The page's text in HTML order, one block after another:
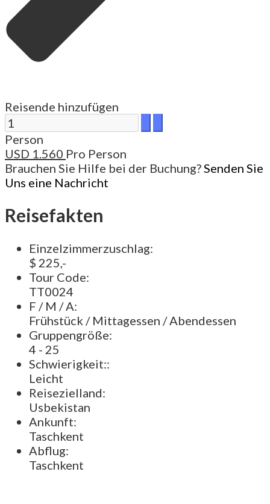
Reisende hinzufügen
Person
USD 1.560 Pro Person
Brauchen Sie Hilfe bei der Buchung?Senden Sie
Uns eine Nachricht
Reisefakten
Einzelzimmerzuschlag:
$ 225,-
Tour Code:
TT0024
F / M / A:
Frühstück / Mittagessen / Abendessen
Gruppengröße:
4 - 25
Schwierigkeit::
Leicht
Reisezielland:
Usbekistan
Ankunft:
Taschkent
Abflug:
Taschkent